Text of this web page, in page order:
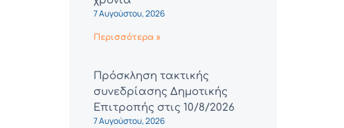
7 Αυγούστου, 2026
Περισσότερα »
Πρόσκληση τακτικής
συνεδρίασης Δημοτικής
Επιτροπής στις 10/8/2026
7 Αυγούστου, 2026